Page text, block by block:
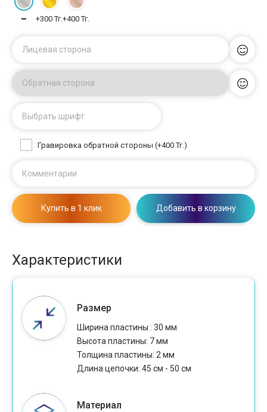
━ +300 Тг.+400 Тг.
Лицевая сторона
Обратная сторона
Выбрать шрифт
Гравировка обратной стороны (+400 Тг.)
Комментарии
Купить в 1 клик Добавить в корзину
Характеристики
Размер
Ширина пластины : 30 мм
Высота пластины: 7 мм
Толщина пластины: 2 мм
Длина цепочки: 45 см - 50 см
Материал